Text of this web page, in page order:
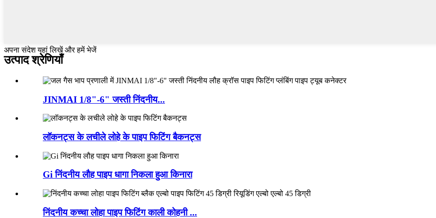
अपना संदेश यहां लिखें और हमें भेजें
उत्पाद श्रेणियाँ
JINMAI 1/8"-6" जस्ती निंदनीय...
लॉकनट्स के लचीले लोहे के पाइप फिटिंग बैकनट्स
Gi निंदनीय लौह पाइप धागा निकला हुआ किनारा
निंदनीय कच्चा लोहा पाइप फिटिंग काली कोहनी ...